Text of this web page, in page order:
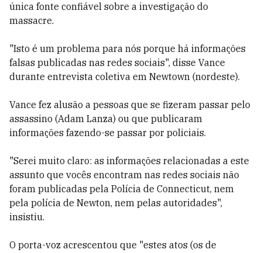
única fonte confiável sobre a investigação do
massacre.
"Isto é um problema para nós porque há informações
falsas publicadas nas redes sociais", disse Vance
durante entrevista coletiva em Newtown (nordeste).
Vance fez alusão a pessoas que se fizeram passar pelo
assassino (Adam Lanza) ou que publicaram
informações fazendo-se passar por policiais.
"Serei muito claro: as informações relacionadas a este
assunto que vocês encontram nas redes sociais não
foram publicadas pela Polícia de Connecticut, nem
pela polícia de Newton, nem pelas autoridades",
insistiu.
O porta-voz acrescentou que "estes atos (os de